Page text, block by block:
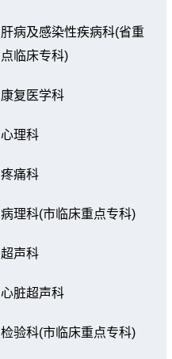
肝病及感染性疾病科(省重
点临床专科)
康复医学科
心理科
疼痛科
病理科(市临床重点专科)
超声科
心脏超声科
检验科(市临床重点专科)